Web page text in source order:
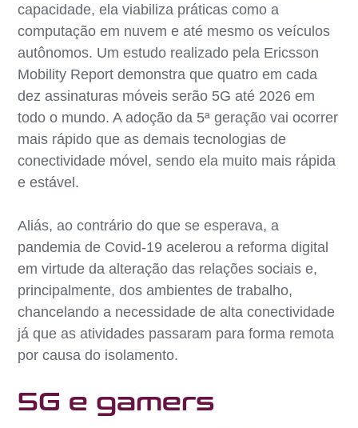
capacidade, ela viabiliza práticas como a
computação em nuvem e até mesmo os veículos
autônomos. Um estudo realizado pela Ericsson
Mobility Report demonstra que quatro em cada
dez assinaturas móveis serão 5G até 2026 em
todo o mundo. A adoção da 5ª geração vai ocorrer
mais rápido que as demais tecnologias de
conectividade móvel, sendo ela muito mais rápida
e estável.
Aliás, ao contrário do que se esperava, a
pandemia de Covid-19 acelerou a reforma digital
em virtude da alteração das relações sociais e,
principalmente, dos ambientes de trabalho,
chancelando a necessidade de alta conectividade
já que as atividades passaram para forma remota
por causa do isolamento.
5G e gamers